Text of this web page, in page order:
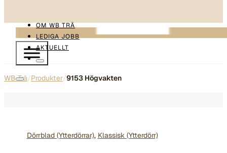
OM WB TRÄ
LEDIGA JOBB
AKTUELLT
WB Trä/Produkter/9153 Högvakten
Dörrblad (Ytterdörrar), Klassisk (Ytterdörr)